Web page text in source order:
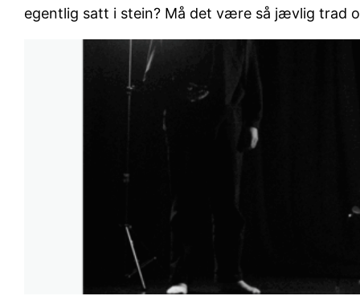
egentlig satt i stein? Må det være så jævlig trad